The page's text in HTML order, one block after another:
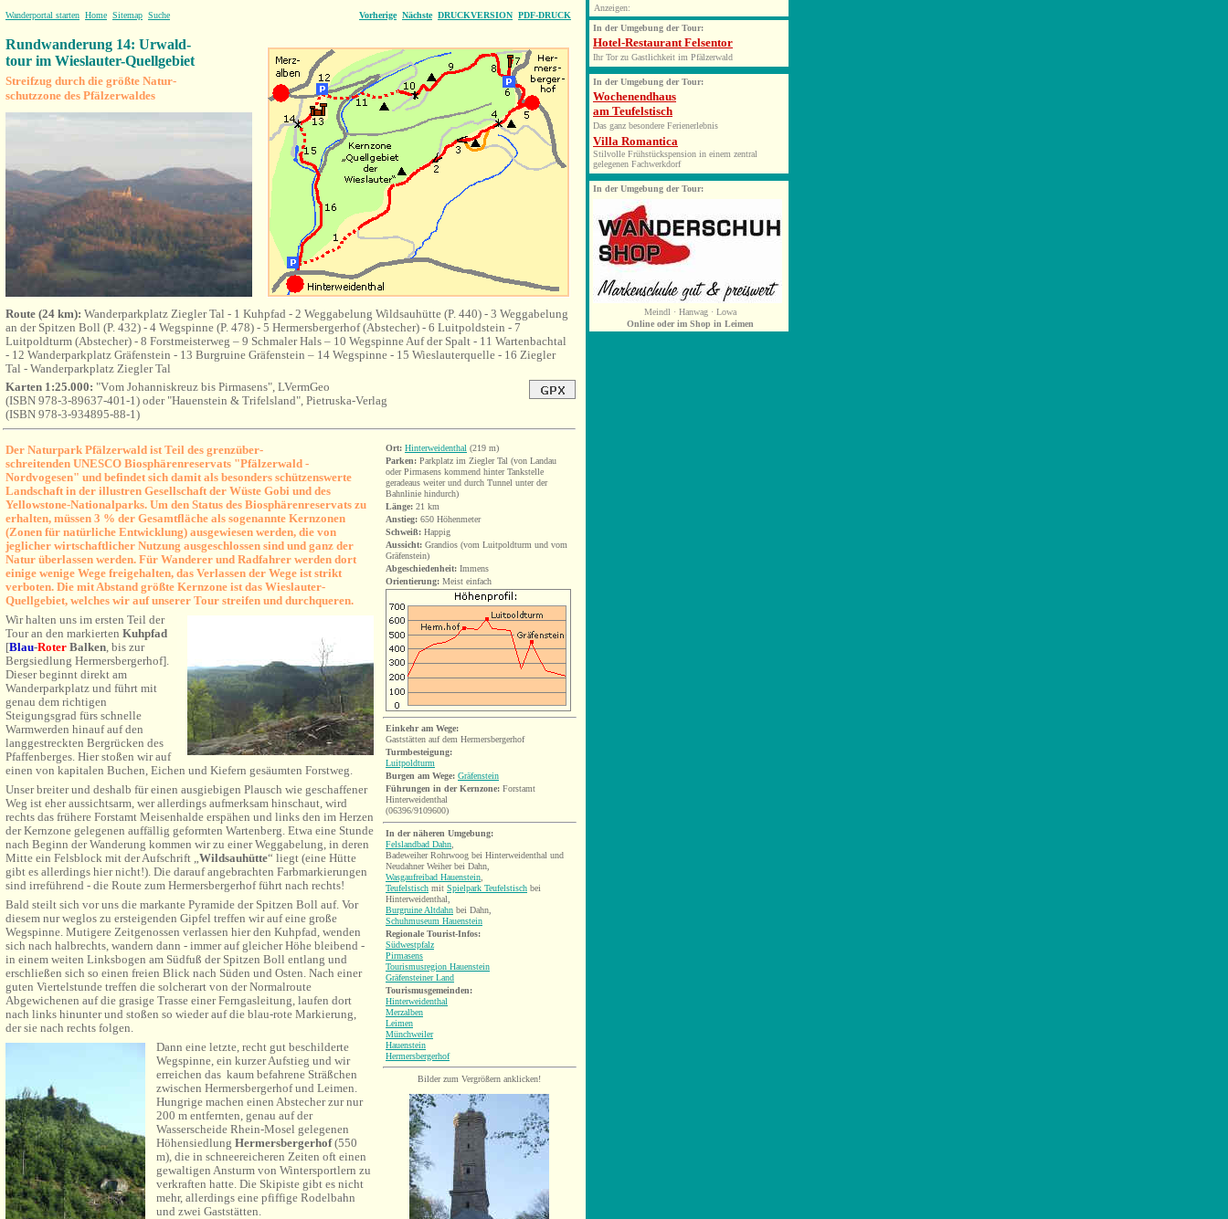
Wanderportal starten Home Sitemap Suche Vorherige Nächste DRUCKVERSION PDF-DRUCK
Rundwanderung 14: Urwald-
tour im Wieslauter-Quellgebiet
Streifzug durch die größte Natur-
schutzzone des Pfälzerwaldes
Route (24 km): Wanderparkplatz Ziegler Tal - 1 Kuhpfad - 2 Weggabelung Wildsauhütte (P. 440) - 3 Weggabelung
an der Spitzen Boll (P. 432) - 4 Wegspinne (P. 478) - 5 Hermersbergerhof (Abstecher) - 6 Luitpoldstein - 7
Luitpoldturm (Abstecher) - 8 Forstmeisterweg – 9 Schmaler Hals – 10 Wegspinne Auf der Spalt - 11 Wartenbachtal
- 12 Wanderparkplatz Gräfenstein - 13 Burgruine Gräfenstein – 14 Wegspinne - 15 Wieslauterquelle - 16 Ziegler
Tal - Wanderparkplatz Ziegler Tal
Karten 1:25.000: "Vom Johanniskreuz bis Pirmasens", LVermGeo
(ISBN 978-3-89637-401-1) oder "Hauenstein & Trifelsland", Pietruska-Verlag
(ISBN 978-3-934895-88-1)
Der Naturpark Pfälzerwald ist Teil des grenzüber-
schreitenden UNESCO Biosphärenreservats "Pfälzerwald -
Nordvogesen" und befindet sich damit als besonders schützenswerte
Landschaft in der illustren Gesellschaft der Wüste Gobi und des
Yellowstone-Nationalparks. Um den Status des Biosphärenreservats zu
erhalten, müssen 3 % der Gesamtfläche als sogenannte Kernzonen
(Zonen für natürliche Entwicklung) ausgewiesen werden, die von
jeglicher wirtschaftlicher Nutzung ausgeschlossen sind und ganz der
Natur überlassen werden. Für Wanderer und Radfahrer werden dort
einige wenige Wege freigehalten, das Verlassen der Wege ist strikt
verboten. Die mit Abstand größte Kernzone ist das Wieslauter-
Quellgebiet, welches wir auf unserer Tour streifen und durchqueren.
Wir halten uns im ersten Teil der
Tour an den markierten Kuhpfad
[Blau-Roter Balken, bis zur
Bergsiedlung Hermersbergerhof].
Dieser beginnt direkt am
Wanderparkplatz und führt mit
genau dem richtigen
Steigungsgrad fürs schnelle
Warmwerden hinauf auf den
langgestreckten Bergrücken des
Pfaffenberges. Hier stoßen wir auf
einen von kapitalen Buchen, Eichen und Kiefern gesäumten Forstweg.
Unser breiter und deshalb für einen ausgiebigen Plausch wie geschaffener
Weg ist eher aussichtsarm, wer allerdings aufmerksam hinschaut, wird
rechts das frühere Forstamt Meisenhalde erspähen und links den im Herzen
der Kernzone gelegenen auffällig geformten Wartenberg. Etwa eine Stunde
nach Beginn der Wanderung kommen wir zu einer Weggabelung, in deren
Mitte ein Felsblock mit der Aufschrift „Wildsauhütte“ liegt (eine Hütte
gibt es allerdings hier nicht!). Die darauf angebrachten Farbmarkierungen
sind irreführend - die Route zum Hermersbergerhof führt nach rechts!
Bald steilt sich vor uns die markante Pyramide der Spitzen Boll auf. Vor
diesem nur weglos zu ersteigenden Gipfel treffen wir auf eine große
Wegspinne. Mutigere Zeitgenossen verlassen hier den Kuhpfad, wenden
sich nach halbrechts, wandern dann - immer auf gleicher Höhe bleibend -
in einem weiten Linksbogen am Südfuß der Spitzen Boll entlang und
erschließen sich so einen freien Blick nach Süden und Osten. Nach einer
guten Viertelstunde treffen die solcherart von der Normalroute
Abgewichenen auf die grasige Trasse einer Ferngasleitung, laufen dort
nach links hinunter und stoßen so wieder auf die blau-rote Markierung,
der sie nach rechts folgen.
Dann eine letzte, recht gut beschilderte
Wegspinne, ein kurzer Aufstieg und wir
erreichen das kaum befahrene Sträßchen
zwischen Hermersbergerhof und Leimen.
Hungrige machen einen Abstecher zur nur
200 m entfernten, genau auf der
Wasserscheide Rhein-Mosel gelegenen
Höhensiedlung Hermersbergerhof(550
m), die in schneereicheren Zeiten oft einen
gewaltigen Ansturm von Wintersportlern zu
verkraften hatte. Die Skipiste gibt es nicht
mehr, allerdings eine pfiffige Rodelbahn
und zwei Gaststätten.
Ort: Hinterweidenthal (219 m)
Parken: Parkplatz im Ziegler Tal (von Landau
oder Pirmasens kommend hinter Tankstelle
geradeaus weiter und durch Tunnel unter der
Bahnlinie hindurch)
Länge: 21 km
Anstieg: 650 Höhenmeter
Schweiß: Happig
Aussicht: Grandios (vom Luitpoldturm und vom
Gräfenstein)
Abgeschiedenheit: Immens
Orientierung: Meist einfach
Einkehr am Wege:
Gaststätten auf dem Hermersbergerhof
Turmbesteigung:
Luitpoldturm
Burgen am Wege: Gräfenstein
Führungen in der Kernzone: Forstamt
Hinterweidenthal
(06396/9109600)
In der näheren Umgebung:
Felslandbad Dahn
Badeweiher Rohrwoog bei Hinterweidenthal und
Neudahner Weiher bei Dahn,
Wasgaufreibad Hauenstein
Teufelstisch mit Spielpark Teufelstisch bei
Hinterweidenthal,
Burgruine Altdahn bei Dahn,
Schuhmuseum Hauenstein
Regionale Tourist-Infos:
Südwestpfalz
Pirmasens
Tourismusregion Hauenstein
Gräfensteiner Land
Tourismusgemeinden:
Hinterweidenthal
Merzalben
Leimen
Münchweiler
Hauenstein
Hermersbergerhof
Bilder zum Vergrößern anklicken!
Anzeigen:
In der Umgebung der Tour:
Hotel-Restaurant Felsentor
Ihr Tor zu Gastlichkeit im Pfälzerwald
In der Umgebung der Tour:
Wochenendhaus
am Teufelstisch
Das ganz besondere Ferienerlebnis
Villa Romantica
Stilvolle Frühstückspension in einem zentral
gelegenen Fachwerkdorf
In der Umgebung der Tour:
Meindl · Hanwag · Lowa
Online oder im Shop in Leimen